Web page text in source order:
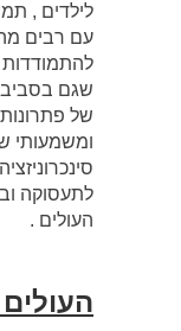
לילדים ,
עם רבים
להתמודדות
שגם
של פתרונות
ומשמעותי
לתעסוקה
העולים .
העולים